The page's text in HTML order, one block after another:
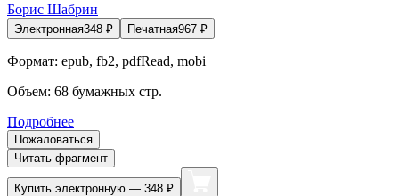
Борис Шабрин
Электронная348 ₽ Печатная967 ₽
Формат: epub, fb2, pdfRead, mobi
Объем: 68 бумажных стр.
Подробнее
Пожаловаться
Читать фрагмент
Купить электронную — 348 ₽